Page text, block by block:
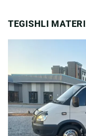
TEGISHLI